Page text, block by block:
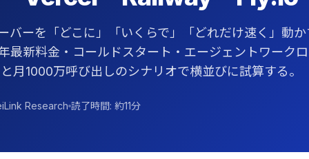
バーを「どこに」「いくらで」「どれだけ速く」動
最新料金・コールドスタート・エージェントワーク
月1000万呼び出しのシナリオで横並びに試算する。
Research 読了時間: 約11分